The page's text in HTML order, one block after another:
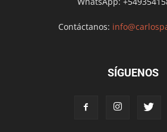
Contáctanos:
SÍGUENOS